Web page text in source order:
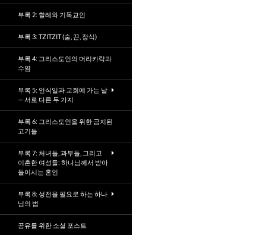
부록 2: 할례와 기독교인
부록 3: TZITZIT (술, 끈, 장식)
부록 4: 그리스도인의 머리카락과
수염
부록 5: 안식일과 교회에 가는 날
— 서로 다른 두 가지
부록 6: 그리스도인을 위한 금지된
고기들
부록 7: 처녀들, 과부들, 그리고
이혼한 여성들: 하나님께서 받아
들이시는 혼인
부록 8: 성전을 필요로 하는 하나
님의 법
공유를 위한 소셜 포스트